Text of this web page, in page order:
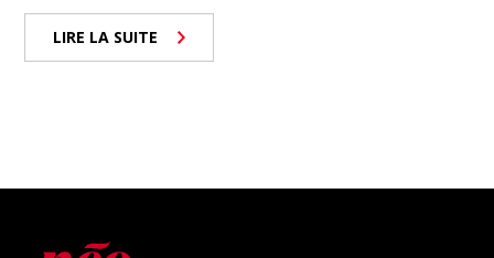
LIRE LA SUITE